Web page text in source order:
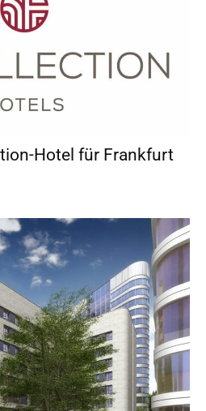
Hotel für Frankfurt